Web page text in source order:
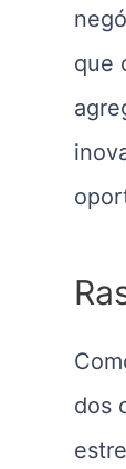
que
dos